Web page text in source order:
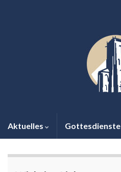
Aktuelles Gottesdienste